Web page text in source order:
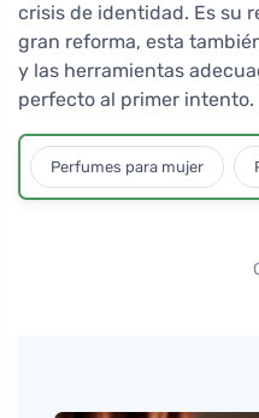
crisis de identidad. Es su
gran reforma, esta
y las herramientas
perfecto al primer intento.
Perfumes para mujer